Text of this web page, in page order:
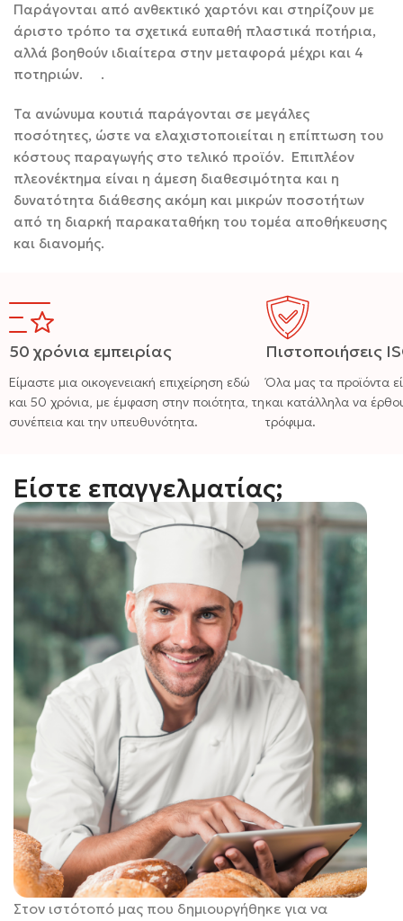
Παράγονται από ανθεκτικό χαρτόνι και στηρίζουν με
άριστο τρόπο τα σχετικά ευπαθή πλαστικά ποτήρια,
αλλά βοηθούν ιδιαίτερα στην μεταφορά μέχρι και 4
ποτηριών. .
Τα ανώνυμα κουτιά παράγονται σε μεγάλες
ποσότητες, ώστε να ελαχιστοποιείται η επίπτωση του
κόστους παραγωγής στο τελικό προϊόν. Επιπλέον
πλεονέκτημα είναι η άμεση διαθεσιμότητα και η
δυνατότητα διάθεσης ακόμη και μικρών ποσοτήτων
από τη διαρκή παρακαταθήκη του τομέα αποθήκευσης
και διανομής.
50 χρόνια εμπειρίας
Είμαστε μια οικογενειακή επιχείρηση εδώ
και 50 χρόνια, με έμφαση στην ποιότητα, τη
συνέπεια και την υπευθυνότητα.
Πιστοποιήσεις
Όλα μας τα προϊόντα
και κατάλληλα να
τρόφιμα.
Είστε επαγγελματίας;
Στον ιστότοπό μας που δημιουργήθηκε για να